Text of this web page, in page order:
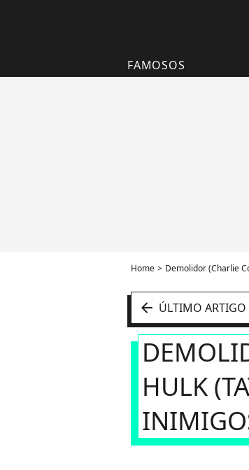
FAMOSOS
Home Demolidor (Charlie
arrow_left ÚLTIMO ARTIGO
HULK